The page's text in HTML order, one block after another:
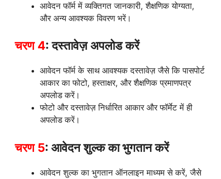
आवेदन फॉर्म में व्यक्तिगत जानकारी, शैक्षणिक योग्यता,
और अन्य आवश्यक विवरण भरें।
चरण 4: दस्तावेज़ अपलोड करें
आवेदन फॉर्म के साथ आवश्यक दस्तावेज़ जैसे कि पासपोर्ट
आकार का फोटो, हस्ताक्षर, और शैक्षणिक प्रमाणपत्र
अपलोड करें।
फोटो और दस्तावेज़ निर्धारित आकार और फॉर्मेट में ही
अपलोड करें।
चरण 5: आवेदन शुल्क का भुगतान करें
आवेदन शुल्क का भुगतान ऑनलाइन माध्यम से करें, जैसे